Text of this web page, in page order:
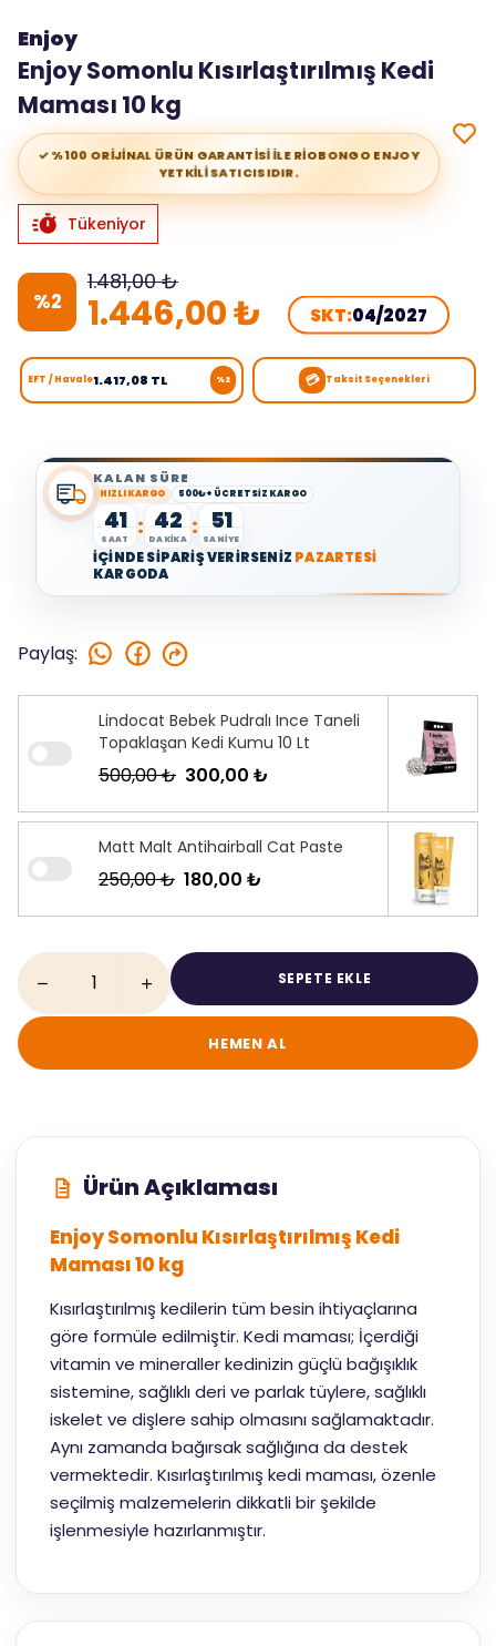
Enjoy
Enjoy Somonlu Kısırlaştırılmış Kedi
Maması 10 kg
✓ %100 ORİJİNAL ÜRÜN GARANTİSİ İLE RİOBONGO ENJOY
YETKİLİ SATICISIDIR.
Tükeniyor
%2
1.481,00 ₺
1.446,00 ₺ SKT:04/2027
EFT / Havale1.417,08 TL %2 💳 Taksit Seçenekleri
KALAN SÜRE
HIZLI KARGO 500₺+ ÜCRETSİZ KARGO
41
SAAT : 42
DAKİKA : 51
SANİYE
İÇİNDE SİPARİŞ VERİRSENİZ PAZARTESİ
KARGODA
Paylaş:
Lindocat Bebek Pudralı Ince Taneli
Topaklaşan Kedi Kumu 10 Lt
500,00 ₺ 300,00 ₺
Matt Malt Antihairball Cat Paste
250,00 ₺ 180,00 ₺
SEPETE EKLE
HEMEN AL
Ürün Açıklaması
Enjoy Somonlu Kısırlaştırılmış Kedi
Maması 10 kg
Kısırlaştırılmış kedilerin tüm besin ihtiyaçlarına
göre formüle edilmiştir. Kedi maması; İçerdiği
vitamin ve mineraller kedinizin güçlü bağışıklık
sistemine, sağlıklı deri ve parlak tüylere, sağlıklı
iskelet ve dişlere sahip olmasını sağlamaktadır.
Aynı zamanda bağırsak sağlığına da destek
vermektedir. Kısırlaştırılmış kedi maması, özenle
seçilmiş malzemelerin dikkatli bir şekilde
işlenmesiyle hazırlanmıştır.